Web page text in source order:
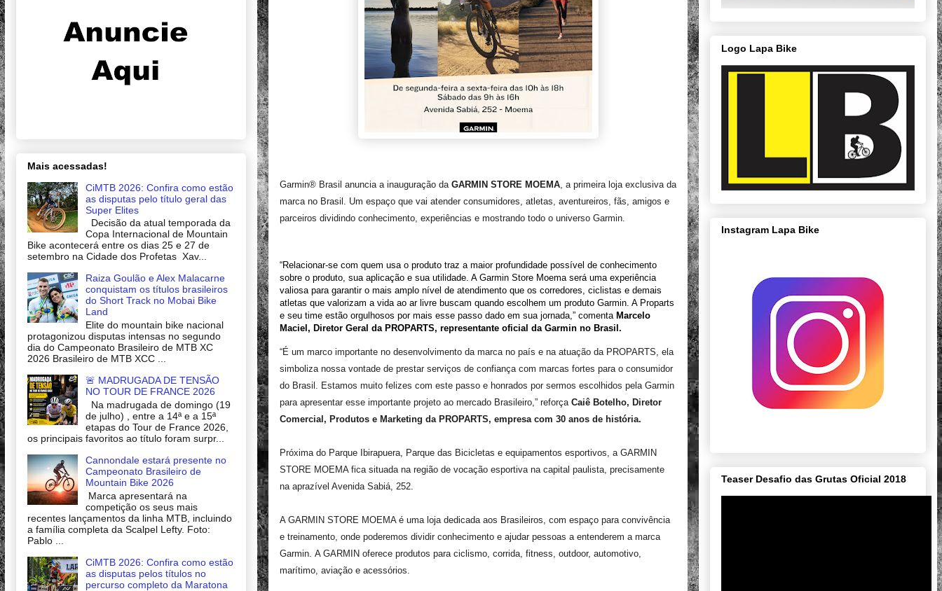
Garmin® Brasil anuncia a inauguração da GARMIN STORE MOEMA, a primeira loja exclusiva da
marca no Brasil. Um espaço que vai atender consumidores, atletas, aventureiros, fãs, amigos e
parceiros dividindo conhecimento, experiências e mostrando todo o universo Garmin.
“Relacionar-se com quem usa o produto traz a maior profundidade possível de conhecimento
sobre o produto, sua aplicação e sua utilidade. A Garmin Store Moema será uma experiência
valiosa para garantir o mais amplo nível de atendimento que os corredores, ciclistas e demais
atletas que valorizam a vida ao ar livre buscam quando escolhem um produto Garmin. A Proparts
e seu time estão orgulhosos por mais esse passo dado em sua jornada,” comenta Marcelo
Maciel, Diretor Geral da PROPARTS, representante oficial da Garmin no Brasil.
“É um marco importante no desenvolvimento da marca no país e na atuação da PROPARTS, ela
simboliza nossa vontade de prestar serviços de confiança com marcas fortes para o consumidor
do Brasil. Estamos muito felizes com este passo e honrados por sermos escolhidos pela Garmin
para apresentar esse importante projeto ao mercado Brasileiro,” reforça Caiê Botelho, Diretor
Comercial, Produtos e Marketing da PROPARTS, empresa com 30 anos de história.
Próxima do Parque Ibirapuera, Parque das Bicicletas e equipamentos esportivos, a GARMIN
STORE MOEMA fica situada na região de vocação esportiva na capital paulista, precisamente
na aprazível Avenida Sabiá, 252.
A GARMIN STORE MOEMA é uma loja dedicada aos Brasileiros, com espaço para convivência
e treinamento, onde poderemos dividir conhecimento e ajudar pessoas a entenderem a marca
Garmin. A GARMIN oferece produtos para ciclismo, corrida, fitness, outdoor, automotivo,
marítimo, aviação e acessórios.
Mais acessadas!
CiMTB 2026: Confira como estão
as disputas pelo título geral das
Super Elites
Decisão da atual temporada da
Copa Internacional de Mountain
Bike acontecerá entre os dias 25 e 27 de
setembro na Cidade dos Profetas Xav...
Raiza Goulão e Alex Malacarne
conquistam os títulos brasileiros
do Short Track no Mobai Bike
Land
Elite do mountain bike nacional
protagonizou disputas intensas no segundo
dia do Campeonato Brasileiro de MTB XC
2026 Brasileiro de MTB XCC ...
🚨 MADRUGADA DE TENSÃO
NO TOUR DE FRANCE 2026
Na madrugada de domingo (19
de julho) , entre a 14ª e a 15ª
etapas do Tour de France 2026,
os principais favoritos ao título foram surpr...
Cannondale estará presente no
Campeonato Brasileiro de
Mountain Bike 2026
Marca apresentará na
competição os seus mais
recentes lançamentos da linha MTB, incluindo
a família completa da Scalpel Lefty. Foto:
Pablo ...
CiMTB 2026: Confira como estão
as disputas pelos títulos no
percurso completo da Maratona
Logo Lapa Bike
Instagram Lapa Bike
Teaser Desafio das Grutas Oficial 2018